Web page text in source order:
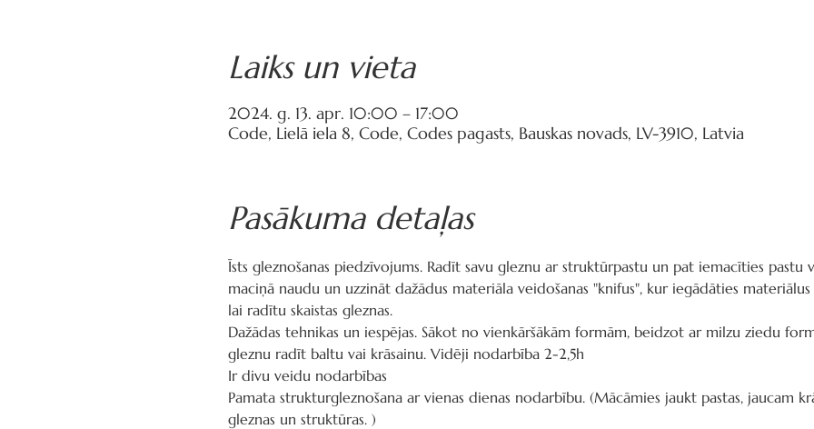
Laiks un vieta
2024. g. 13. apr. 10:00 – 17:00
Code, Lielā iela 8, Code, Codes pagasts, Bauskas novads, LV-3910, Latvia
Pasākuma detaļas
Īsts gleznošanas piedzīvojums. Radīt savu gleznu ar struktūrpastu un pat iemacīties pastu
maciņā naudu un uzzināt dažādus materiāla veidošanas "knifus", kur iegādāties
lai radītu skaistas gleznas.
Dažādas tehnikas un iespējas. Sākot no vienkāršākām formām, beidzot ar milzu ziedu
gleznu radīt baltu vai krāsainu. Vidēji nodarbība 2-2,5h
Ir divu veidu nodarbības
Pamata strukturgleznošana ar vienas dienas nodarbību. (Mācāmies jaukt pastas, jaucam
gleznas un struktūras. )